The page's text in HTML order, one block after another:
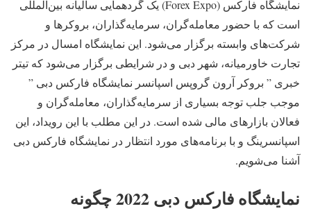
نمایشگاه فارکس (Forex Expo) یک گردهمایی سالیانه بین‌المللی
است که با حضور معامله‌گران، سرمایه‌گذاران، بروکرها و
شرکت‌های وابسته برگزار می‌شود. این نمایشگاه امسال در مرکز
تجارت خاورمیانه، شهر دبی و در شرایطی برگزار می‌شود که تیتر
خبری ” بروکر آرون گروپس اسپانسر نمایشگاه فارکس دبی ”
موجب جلب توجه بسیاری از سرمایه‌گذاران، معامله‌گران و
فعالان بازارهای مالی شده است. در این مطلب با این رویداد، این
اسپانسرینگ و با برنامه‌های مورد انتظار در نمایشگاه فارکس دبی
آشنا می‌شویم.
نمایشگاه فارکس دبی 2022 چگونه